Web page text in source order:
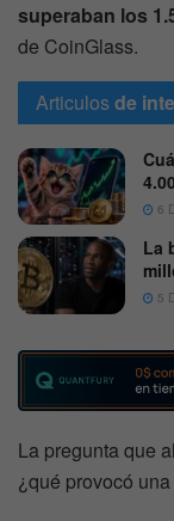
superaban los
de CoinGlass.
Articulosde
6
La
5
La pregunta que
¿qué provocó